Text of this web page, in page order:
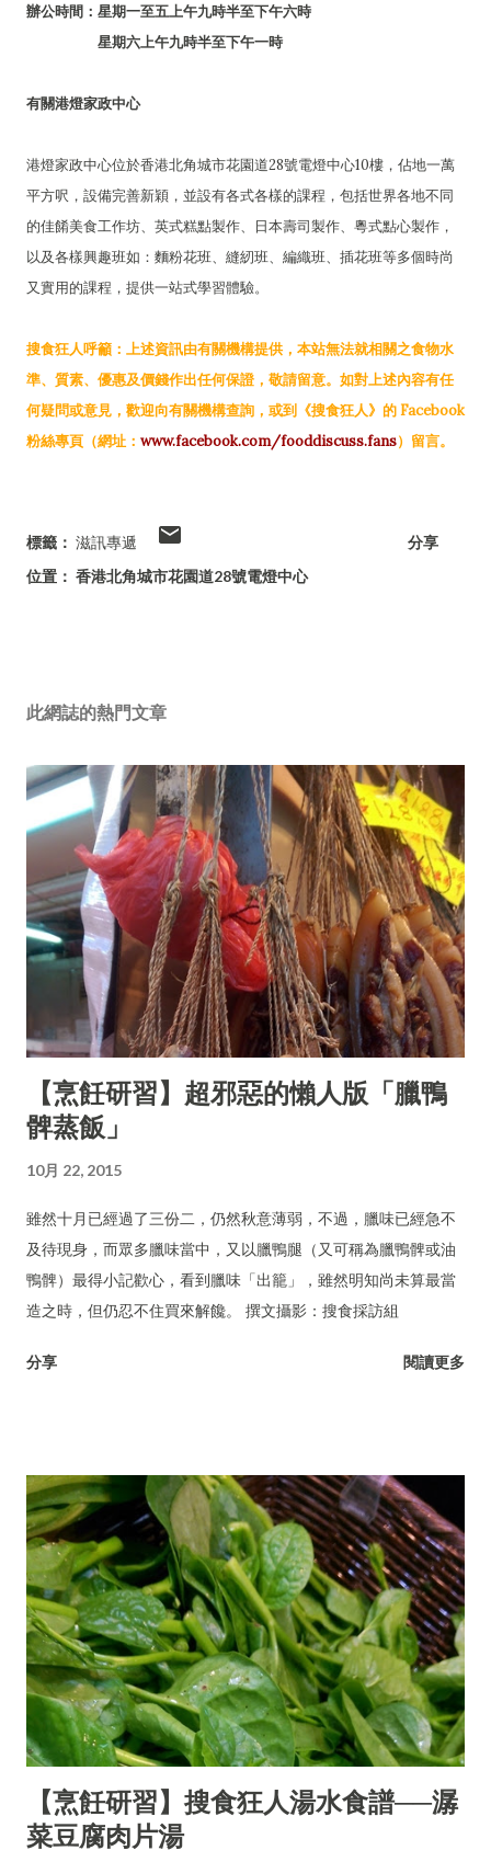
辦公時間：星期一至五上午九時半至下午六時
星期六上午九時半至下午一時
有關港燈家政中心
港燈家政中心位於香港北角城市花園道28號電燈中心10樓，佔地一萬
平方呎，設備完善新穎，並設有各式各樣的課程，包括世界各地不同
的佳餚美食工作坊、英式糕點製作、日本壽司製作、粵式點心製作，
以及各樣興趣班如：麵粉花班、縫紉班、編織班、插花班等多個時尚
又實用的課程，提供一站式學習體驗。
搜食狂人呼籲：上述資訊由有關機構提供，本站無法就相關之食物水
準、質素、優惠及價錢作出任何保證，敬請留意。如對上述內容有任
何疑問或意見，歡迎向有關機構查詢，或到《搜食狂人》的 Facebook
粉絲專頁（網址： www.facebook.com/fooddiscuss.fans）留言。
標籤： 滋訊專遞
位置： 香港北角城市花園道28號電燈中心
分享
此網誌的熱門文章
【烹飪研習】超邪惡的懶人版「臘鴨
髀蒸飯」
10月 22, 2015
雖然十月已經過了三份二，仍然秋意薄弱，不過，臘味已經急不
及待現身，而眾多臘味當中，又以臘鴨腿（又可稱為臘鴨髀或油
鴨髀）最得小記歡心，看到臘味「出籠」，雖然明知尚未算最當
造之時，但仍忍不住買來解饞。 撰文攝影：搜食採訪組
分享 閱讀更多
【烹飪研習】搜食狂人湯水食譜──潺
菜豆腐肉片湯